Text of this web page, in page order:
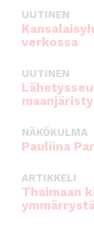
UUTINEN
verkossa
UUTINEN
NÄKÖKULMA
Pauliina
ARTIKKELI
Thaimaan